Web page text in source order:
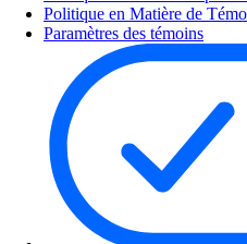
Politique en Matière de
Paramètres des témoins